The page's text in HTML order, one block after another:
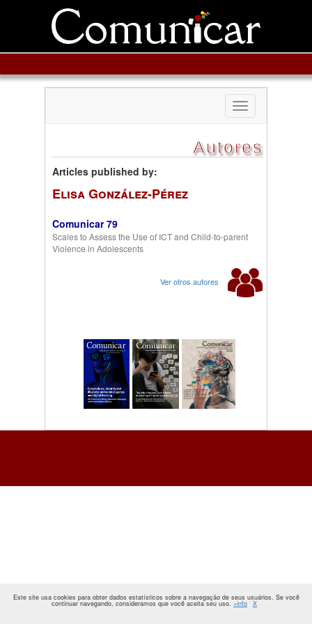
Toggle
navigation
Autores
Articles published by:
Elisa González-Pérez
Comunicar 79
Scales to Assess the Use of ICT and Child-to-parent
Violence in Adolescents
Ver otros autores
Este site usa cookies para obter dados estatísticos sobre a navegação de seus usuários. Se você
continuar navegando, consideramos que você aceita seu uso. +info X